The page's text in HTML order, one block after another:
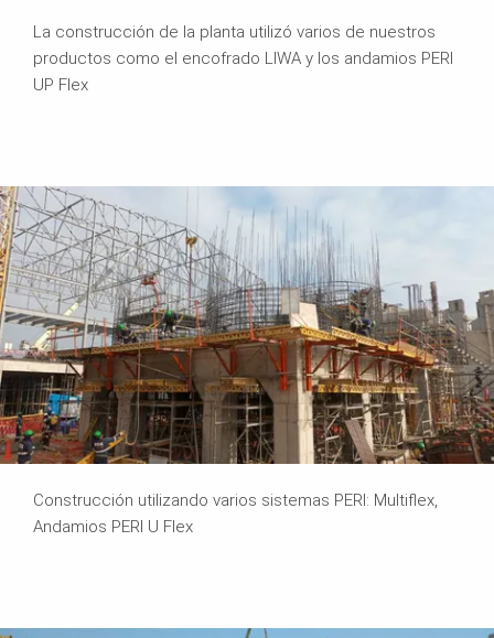
La construcción de la planta utilizó varios de nuestros
productos como el encofrado LIWA y los andamios PERI
UP Flex
Construcción utilizando varios sistemas PERI: Multiflex,
Andamios PERI U Flex